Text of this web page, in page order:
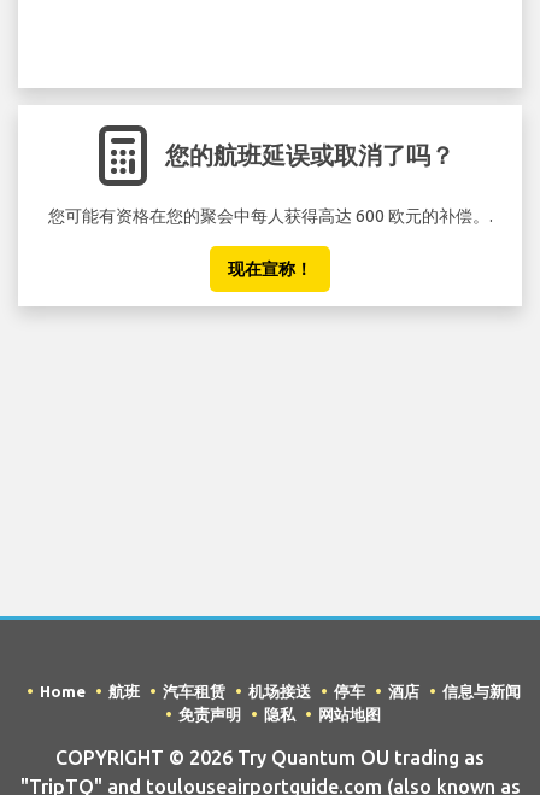
您的航班延误或取消了吗？
您可能有资格在您的聚会中每人获得高达 600 欧元的补偿。.
现在宣称！
Home 航班 汽车租赁 机场接送 停车 酒店
信息与新闻
免责声明
隐私 网站地图
COPYRIGHT © 2026 Try Quantum OU trading as
"TripTQ" and toulouseairportguide.com (also known as